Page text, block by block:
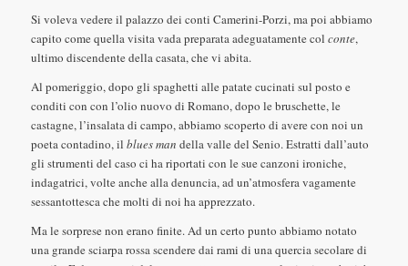
Si voleva vedere il palazzo dei conti Camerini-Porzi, ma poi abbiamo
capito come quella visita vada preparata adeguatamente col conte,
ultimo discendente della casata, che vi abita.
Al pomeriggio, dopo gli spaghetti alle patate cucinati sul posto e
conditi con con l’olio nuovo di Romano, dopo le bruschette, le
castagne, l’insalata di campo, abbiamo scoperto di avere con noi un
poeta contadino, il blues man della valle del Senio. Estratti dall’auto
gli strumenti del caso ci ha riportati con le sue canzoni ironiche,
indagatrici, volte anche alla denuncia, ad un’atmosfera vagamente
sessantottesca che molti di noi ha apprezzato.
Ma le sorprese non erano finite. Ad un certo punto abbiamo notato
una grande sciarpa rossa scendere dai rami di una quercia secolare di